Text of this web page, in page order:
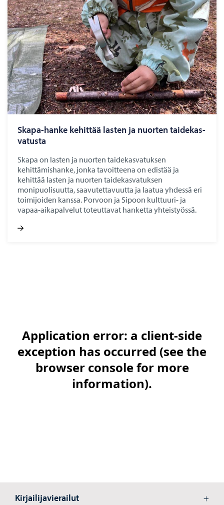
Skapa-​hanke ke­hit­tää las­ten ja nuor­ten tai­de­kas­
va­tus­ta
Skapa on lasten ja nuorten taidekasvatuksen
kehittämishanke, jonka tavoitteena on edistää ja
kehittää lasten ja nuorten taidekasvatuksen
monipuolisuutta, saavutettavuutta ja laatua yhdessä eri
toimijoiden kanssa. Porvoon ja Sipoon kulttuuri- ja
vapaa-aikapalvelut toteuttavat hanketta yhteistyössä.
Kirjailijavierailut